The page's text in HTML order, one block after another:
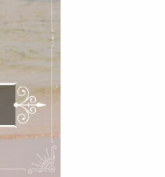
Тело